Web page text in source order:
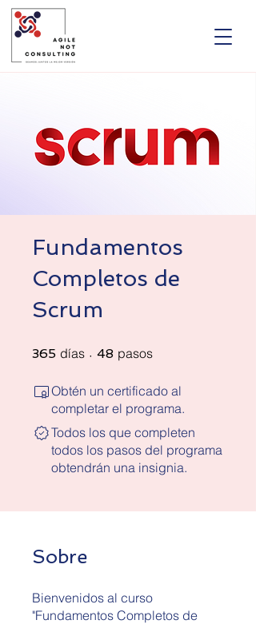
Fundamentos
Completos de
Scrum
365 días 365 días
48 pasos
Obtén un certificado al
completar el programa.
Todos los que completen
todos los pasos del programa
obtendrán una insignia.
Sobre
Bienvenidos al curso
"Fundamentos Completos de